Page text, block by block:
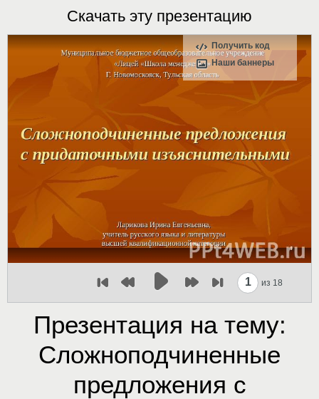
Скачать эту презентацию
Получить код
Наши баннеры
1 из 18
Презентация на тему:
Сложноподчиненные
предложения с